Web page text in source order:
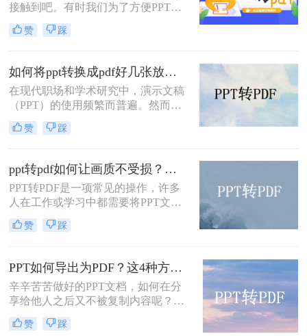
接触到吧。有时我们为了方便PPT文
件的传输，会将PPT文件转换成PDF
格式，这样子也方便大家在各种设备
换成pdf吗？有需要进行PPT转PDF格
式的小伙伴，今天我就来为你们分享
四种不错的方法。
赞 踩
如何将ppt转换成pdf好几张放在一页？分享三种简单且高效的方法！
在现代职场和学术研究中，演示文稿
（PPT）的使用频繁而普遍。然而，
有时候我们希望将PPT转换为PDF格
式，以便更方便地打印、分享或存
个页面放在一个PDF页面中，以便节
省空间和纸张。那么如何将ppt转换成
pdf好几张放在一页呢？在本文中，我
们将介绍三种简单且高效的方法，以
满足这些需求。
赞 踩
ppt转pdf如何让画质不受损？推荐这三个实用方法给你！
PPT转PDF是一项常见的操作，许多
人在工作或学习中都需要将PPT文件
转换为PDF格式，以便于分享和阅
览。然而，转换过程中往往会面临一
么，PPT转PDF如何让画质不受损
呢？本文将从多个方面为您详细介绍
PPT转PDF的画质保留技巧，让您的
转换过程更加顺利和高效。
赞 踩
PPT如何导出为PDF？这4种方法简单易学！值得收藏！
辛辛苦苦做好的PPT文档，如何在分
享给他人之后又不被复制内容呢？我
们可以将PPT如何导出为pdf，大家也
知道PDF文件是不易编辑的，它是专
赞 踩